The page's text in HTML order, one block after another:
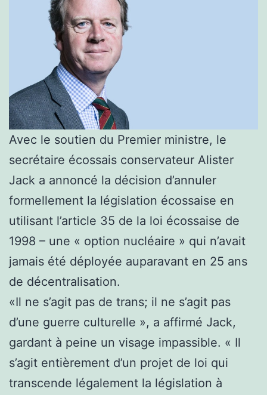
Avec le soutien du Premier ministre, le
secrétaire écossais conservateur Alister
Jack a annoncé la décision d’annuler
formellement la législation écossaise en
utilisant l’article 35 de la loi écossaise de
1998 – une « option nucléaire » qui n’avait
jamais été déployée auparavant en 25 ans
de décentralisation.
«Il ne s’agit pas de trans; il ne s’agit pas
d’une guerre culturelle », a affirmé Jack,
gardant à peine un visage impassible. « Il
s’agit entièrement d’un projet de loi qui
transcende légalement la législation à